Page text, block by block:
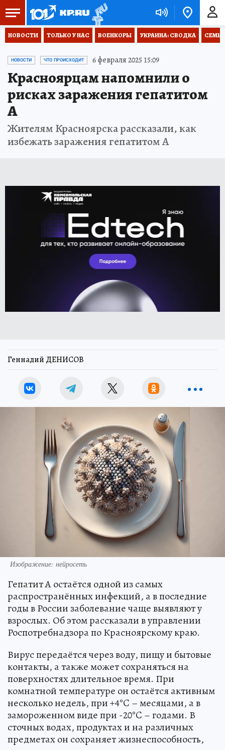
НОВОСТИ ТОЛЬКО У НАС ВОЕНКОРЫ УКРАИНА: СВОДКА
НОВОСТИ ЧТО ПРОИСХОДИТ 6 февраля 2025 15:09
Красноярцам напомнили о
рисках заражения гепатитом
А
Жителям Красноярска рассказали, как
избежать заражения гепатитом А
Геннадий ДЕНИСОВ
Изображение: нейросеть
Гепатит А остаётся одной из самых
распространённых инфекций, а в последние
годы в России заболевание чаще выявляют у
взрослых. Об этом рассказали в управлении
Роспотребнадзора по Красноярскому краю.
Вирус передаётся через воду, пищу и бытовые
контакты, а также может сохраняться на
поверхностях длительное время. При
комнатной температуре он остаётся активным
несколько недель, при +4°C – месяцами, а в
замороженном виде при -20°C – годами. В
сточных водах, продуктах и на различных
предметах он сохраняет жизнеспособность,